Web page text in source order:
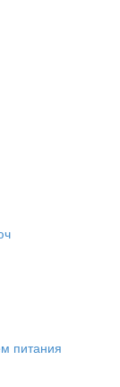
питания